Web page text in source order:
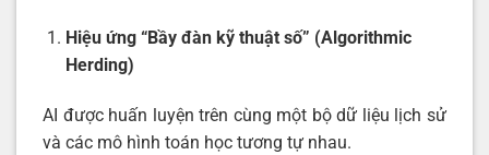
Hiệu ứng “Bầy đàn kỹ thuật số” (Algorithmic
Herding)
AI được huấn luyện trên cùng một bộ dữ liệu lịch sử
và các mô hình toán học tương tự nhau.